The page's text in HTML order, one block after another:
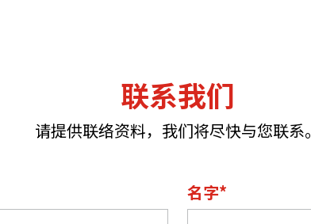
联系我们
请提供联络资料，我们将尽快与您联系。
名字*